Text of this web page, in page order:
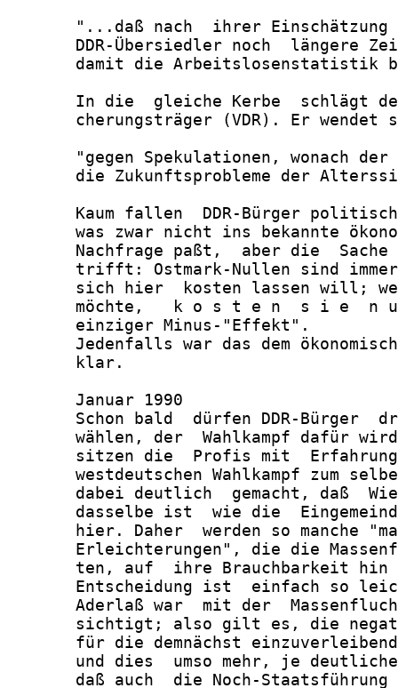
"...daß nach  ihrer
DDR-Übersiedler noch  längere
damit die Arbeitslosenstatistik
In die  gleiche Kerbe  schlägt
cherungsträger (VDR). Er wendet
"gegen Spekulationen, wonach
die Zukunftsprobleme der
Kaum fallen  DDR-Bürger
was zwar nicht ins bekannte
Nachfrage paßt,  aber die
trifft: Ostmark-Nullen sind
sich hier  kosten lassen will;
möchte,   k o s t e n  s i e  n
       einziger Minus-"Effekt".
Jedenfalls war das dem
       klar.
       Januar 1990
Schon bald  dürfen DDR-Bürger
wählen, der  Wahlkampf dafür
sitzen die  Profis mit
westdeutschen Wahlkampf zum
dabei deutlich  gemacht, daß
dasselbe ist  wie die
hier. Daher  werden so manche
Erleichterungen", die die
ten, auf  ihre Brauchbarkeit
Entscheidung ist  einfach so
Aderlaß war  mit der
sichtigt; also gilt es, die
für die demnächst
und dies  umso mehr, je
daß auch  die Noch-